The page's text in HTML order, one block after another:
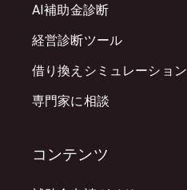
AI補助金診断
経営診断ツール
借り換えシミュレーション
専門家に相談
コンテンツ